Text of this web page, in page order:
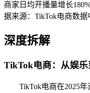
商家日均开播量增长
据来源：TikTok电商数据
深度拆解
TikTok电商：从娱
TikTok电商在2025